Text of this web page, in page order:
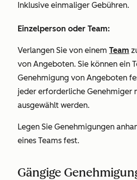
Inklusive einmaliger Gebühren.
Einzelperson oder Team:
Verlangen Sie von einem Team
von Angeboten. Sie können ein
Genehmigung von Angeboten
jeder erforderliche Genehmiger
ausgewählt werden.
Legen Sie Genehmigungen
eines Teams fest.
Gängige